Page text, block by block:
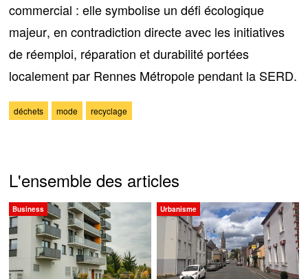
commercial : elle symbolise un défi écologique
majeur, en contradiction directe avec les initiatives
de réemploi, réparation et durabilité portées
localement par Rennes Métropole pendant la SERD.
déchets mode recyclage
L'ensemble des articles
Business Urbanisme